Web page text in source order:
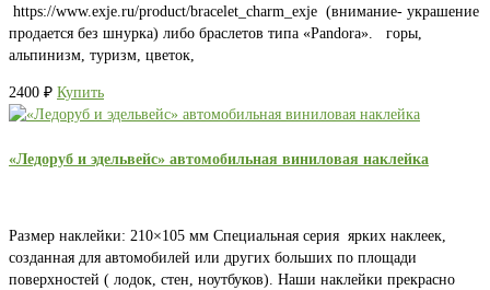
https://www.exje.ru/product/bracelet_charm_exje (внимание- украшение
продается без шнурка) либо браслетов типа «Pandora». горы,
альпинизм, туризм, цветок,
2400 ₽ Купить
«Ледоруб и эдельвейс» автомобильная виниловая наклейка
Размер наклейки: 210×105 мм Специальная серия ярких наклеек,
созданная для автомобилей или других больших по площади
поверхностей ( лодок, стен, ноутбуков). Наши наклейки прекрасно